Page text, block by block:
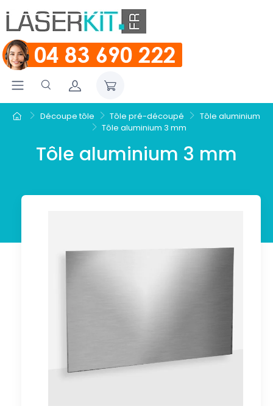
Découpe tôle Tôle pré-découpé
Tôle aluminium
Tôle aluminium 3 mm
Tôle aluminium 3 mm